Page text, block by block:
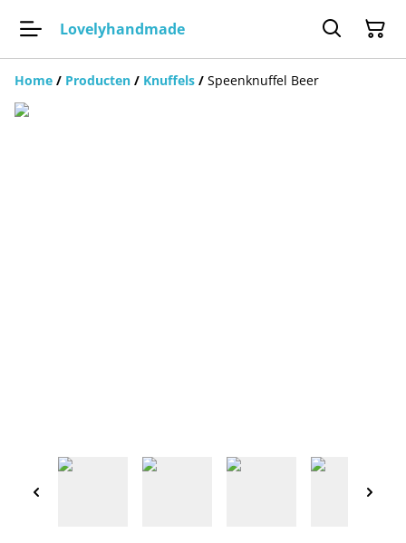
Lovelyhandmade
Home / Producten / Knuffels / Speenknuffel Beer